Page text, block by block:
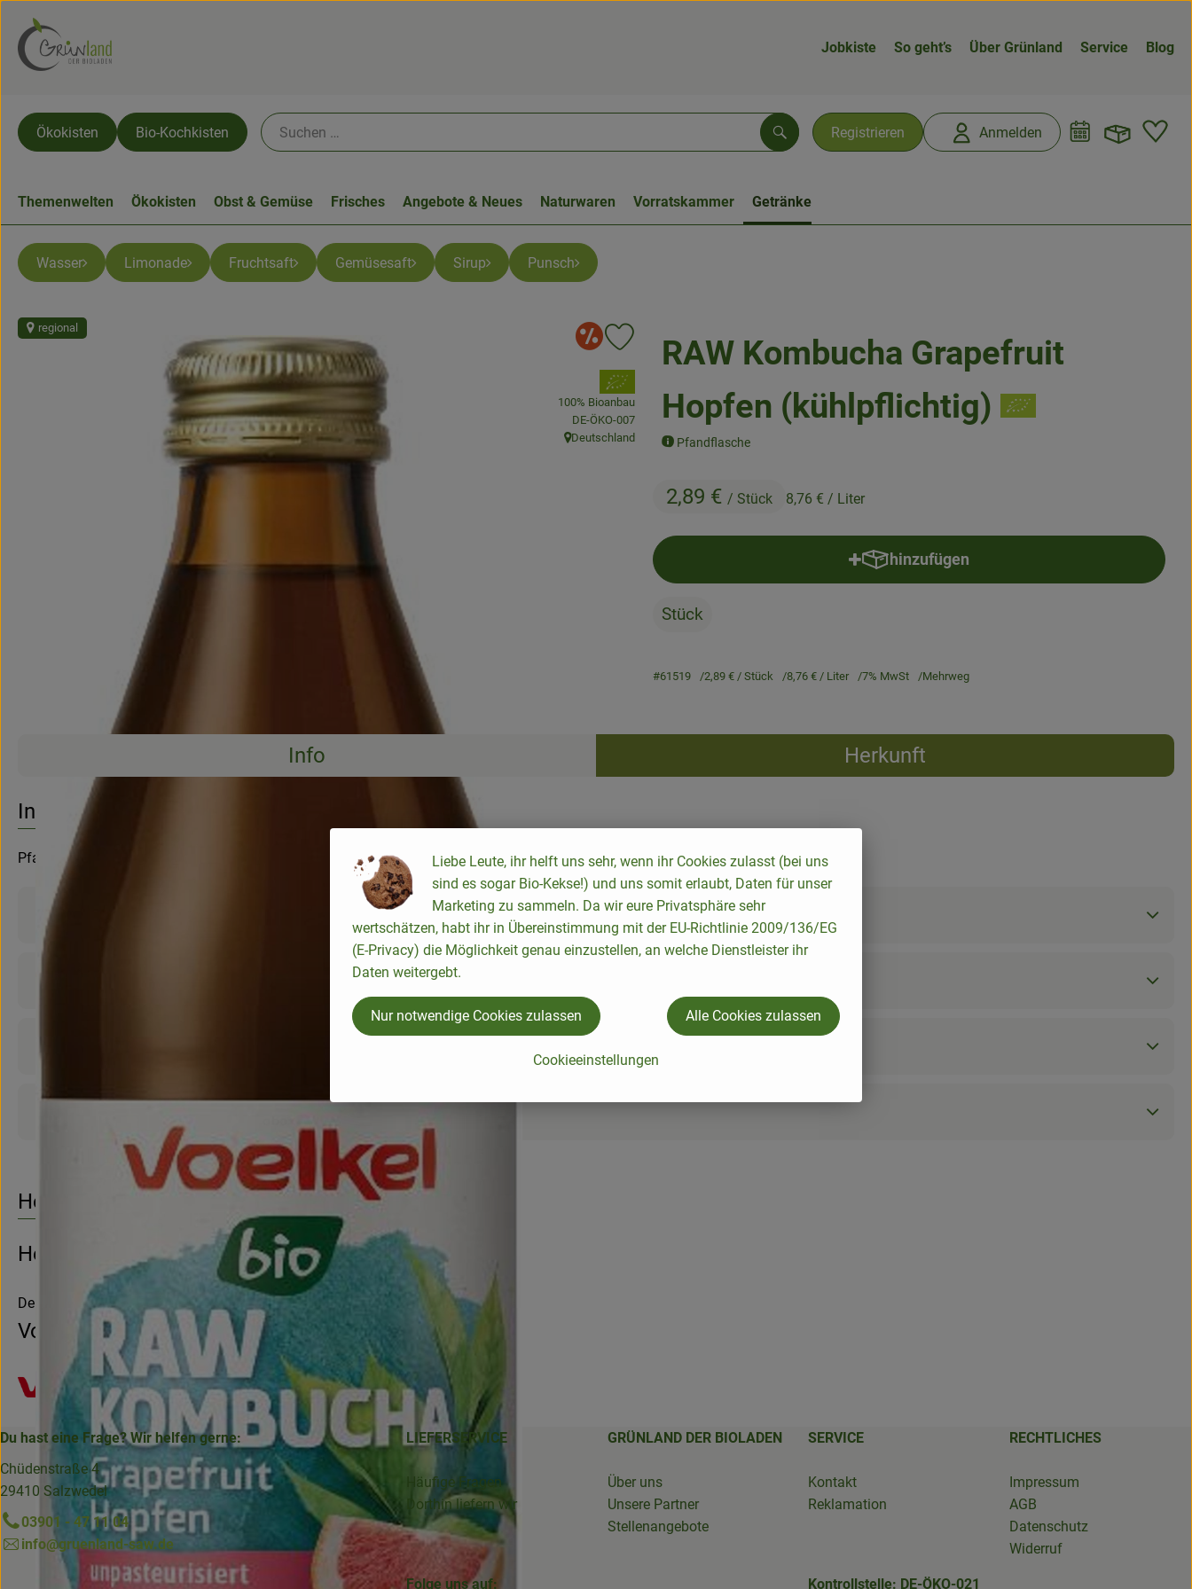
Jobkiste So geht’s Über Grünland Service Blog
Registrieren Anmelden
Suchen
Ökokisten Bio-Kochkisten
Themenwelten Ökokisten Obst & Gemüse Frisches Angebote & Neues Naturwaren Vorratskammer Getränke
Wasser Limonade Fruchtsaft Gemüsesaft Sirup Punsch
RAW Kombucha Grapefruit
Hopfen (kühlpflichtig)
Pfandflasche
2,89 € / Stück 8,76 € / Liter
regional
Produkt zu Favouriten hinzufügen
Angebote
, Verband:
100% Bioanbau
, Kontrollstelle:
DE-ÖKO-007
, Herkunft:
Deutschland
hinzufügen
Produkt zum Warenkorb hinzufügen
Stück
#61519 2,89 € / Stück 8,76 € / Liter 7% MwSt Mehrweg
Rezepte
Info
Herkunft
Entdecke passende Rezepte
Es wurden keine passenden Rezepte gefunden.
Info
Pfandflasche
Produktinformationen
Zutaten
Herkunft
Hersteller: Voelkel
Deutschland
Voelkel
Du hast eine Frage? Wir helfen gerne:
Chüdenstraße 4
29410 Salzwedel
03901 - 47 11 04
info@gruenland-saw.de
LIEFERSERVICE
Häufige Fragen
Dorthin liefern wir
GRÜNLAND DER BIOLADEN
Über uns
Unsere Partner
Stellenangebote
SERVICE
Kontakt
Reklamation
RECHTLICHES
Impressum
AGB
Datenschutz
Widerruf
Folge uns auf: Kontrollstelle: DE-ÖKO-021
Liebe Leute, ihr helft uns sehr, wenn ihr Cookies zulasst (bei uns
sind es sogar Bio-Kekse!) und uns somit erlaubt, Daten für unser
Marketing zu sammeln. Da wir eure Privatsphäre sehr
wertschätzen, habt ihr in Übereinstimmung mit der EU-Richtlinie 2009/136/EG
(E-Privacy) die Möglichkeit genau einzustellen, an welche Dienstleister ihr
Daten weitergebt.
Cookieeinstellungen
Nur notwendige Cookies zulassen Alle Cookies zulassen